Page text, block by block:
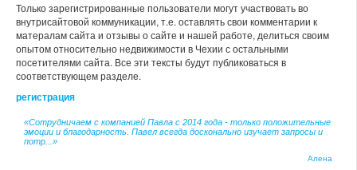
Только зарегистрированные пользователи могут участвовать во
внутрисайтовой коммуникации, т.е. оставлять свои комментарии к
матералам сайта и отзывы о сайте и нашей работе, делиться своим
опытом относительно недвижимости в Чехии с остальными
посетителями сайта. Все эти тексты будут публиковаться в
соответствующем разделе.
регистрация
«Сотрудничаем с компанией Павла с 2014 года - только положительные
эмоции и благодарность. Павел всегда досконально изучает запросы и
потр...»
Алена